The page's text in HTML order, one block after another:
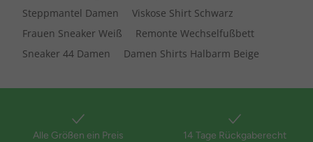
Steppmantel Damen
Viskose Shirt Schwarz
Frauen Sneaker Weiß
Remonte Wechselfußbett
Sneaker 44 Damen
Damen Shirts Halbarm Beige
Alle Größen ein Preis 14 Tage Rückgaberecht